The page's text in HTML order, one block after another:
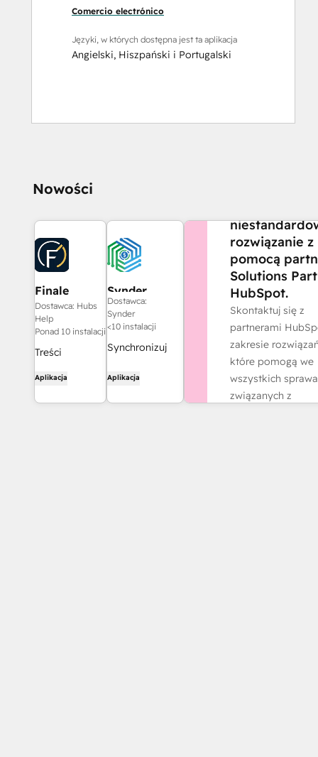
Comercio electrónico
Języki, w których dostępna jest ta aplikacja
Angielski, Hiszpański i Portugalski
Nowości
Finale
Composer
Dostawca: Hubs
Help
Ponad 10 instalacji
Treści
wygenerowane
przez sztuczną
Aplikacja
Synder
Dostawca:
Synder
<10 instalacji
Synchronizuj
HubSpot z
QuickBooks,
Aplikacja
rozwiązanie z
pomocą
Solutions
HubSpot.
Skontaktuj się z
partnerami
zakresie
które pomogą we
wszystkich
związanych z